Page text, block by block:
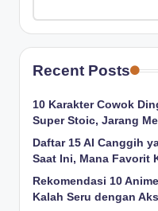
Recent Posts
10 Karakter Cowok
Super Stoic, Jarang
Daftar 15 AI Canggih
Saat Ini, Mana Favorit
Rekomendasi 10
Kalah Seru dengan